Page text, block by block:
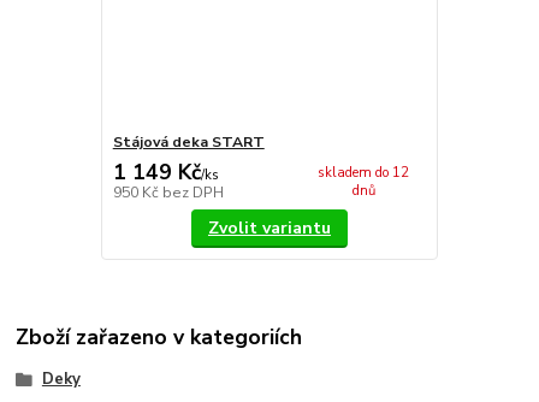
Stájová deka START
1 149 Kč/ks
950 Kč bez DPH
skladem do 12
dnů
Zvolit variantu
Zboží zařazeno v kategoriích
Deky